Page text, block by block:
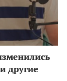
другие